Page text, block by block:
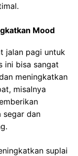
Mood
jalan pagi untuk
ini bisa sangat
meningkatkan
misalnya
segar dan
suplai